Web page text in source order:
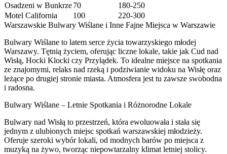
Osadzeni w Bunkrze70
180-250
Motel California
100
220-300
Warszawskie Bulwary Wiślane i Inne Fajne Miejsca w Warszawie
Bulwary Wiślane to latem serce życia towarzyskiego młodej
Warszawy. Tętnią życiem, oferując liczne lokale, takie jak Cud nad
Wisłą, Hocki Klocki czy Przylądek. To idealne miejsce na spotkania
ze znajomymi, relaks nad rzeką i podziwianie widoku na Wisłę oraz
leżące po drugiej stronie miasta. Atmosfera jest tu zawsze swobodna
i radosna.
Bulwary Wiślane – Letnie Spotkania i Różnorodne Lokale
Bulwary nad Wisłą to przestrzeń, która ewoluowała i stała się
jednym z ulubionych miejsc spotkań warszawskiej młodzieży.
Oferuje szeroki wybór lokali, od modnych barów po miejsca z
muzyką na żywo, tworząc niepowtarzalny klimat letniej stolicy.